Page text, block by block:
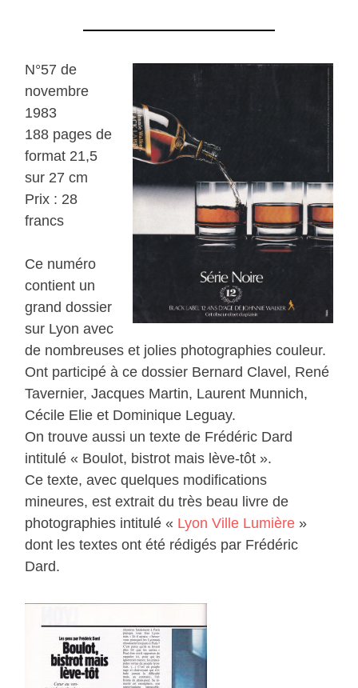
N°57 de
novembre
1983
188 pages de
format 21,5
sur 27 cm
Prix : 28
francs
Ce numéro
contient un
grand dossier
sur Lyon avec
de nombreuses et jolies photographies couleur.
Ont participé à ce dossier Bernard Clavel, René
Tavernier, Jacques Martin, Laurent Munnich,
Cécile Elie et Dominique Leguay.
On trouve aussi un texte de Frédéric Dard
intitulé « Boulot, bistrot mais lève-tôt ».
Ce texte, avec quelques modifications
mineures, est extrait du très beau livre de
photographies intitulé « Lyon Ville Lumière »
dont les textes ont été rédigés par Frédéric
Dard.